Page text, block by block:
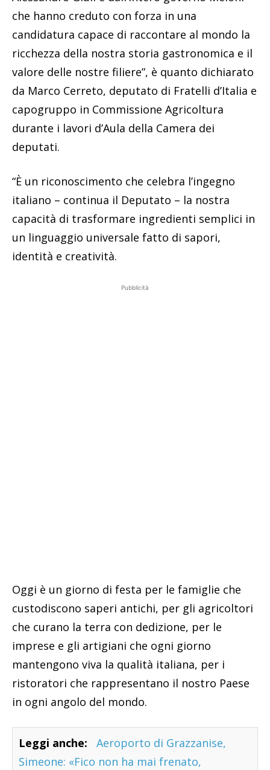
che hanno creduto con forza in una
candidatura capace di raccontare al mondo la
ricchezza della nostra storia gastronomica e il
valore delle nostre filiere”, è quanto dichiarato
da Marco Cerreto, deputato di Fratelli d’Italia e
capogruppo in Commissione Agricoltura
durante i lavori d’Aula della Camera dei
deputati.
“È un riconoscimento che celebra l’ingegno
italiano – continua il Deputato – la nostra
capacità di trasformare ingredienti semplici in
un linguaggio universale fatto di sapori,
identità e creatività.
Pubblicità
Oggi è un giorno di festa per le famiglie che
custodiscono saperi antichi, per gli agricoltori
che curano la terra con dedizione, per le
imprese e gli artigiani che ogni giorno
mantengono viva la qualità italiana, per i
ristoratori che rappresentano il nostro Paese
in ogni angolo del mondo.
Leggi anche:
Aeroporto di Grazzanise,
Simeone: «Fico non ha mai frenato,